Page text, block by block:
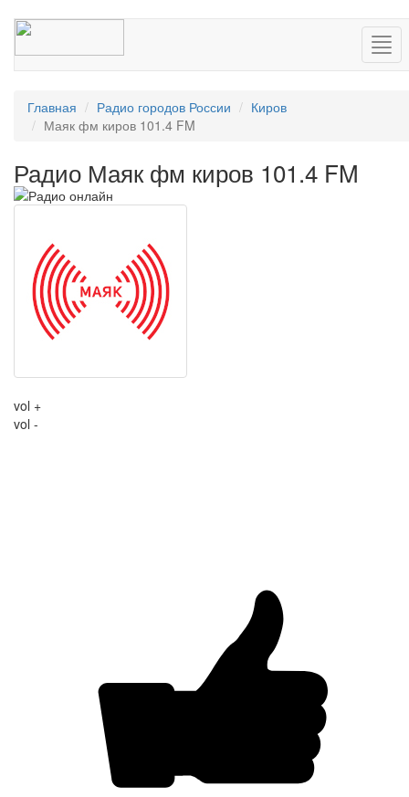
Главная Радио городов России
Киров
Маяк фм киров 101.4 FM
Радио Маяк фм киров 101.4 FM
vol +
vol -